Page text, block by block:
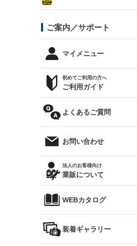
スタイリッシュライン
ボンネット
カナード
外装・補修パーツ
オリジンアーム(足回り)
レンズ
マフラー
リアウイング
リアゲート
メンテナンスパーツ
DTM:exclusive
まつど家 鉄八
JZX110 マークⅡ
ハイエース
レビン
トレノ
マークX
クラウン
クラウンマジェスタ
アリスト
シルビア S14 前期
シルビア S15
180SX
ワンビア
Z32 フェアレディZ
RX-7
スバル
BRZ
レクサス
三菱
デリカ D:5
軽自動車
汎用
コンバットアイ用ライト
オプションタイヤ
サマータイヤ
ジムニー用タイヤ
ハイエース・バン用タイ
ホイールナット
ステッカー
トップス(半袖)
トップス(長袖)
パーカー
オーバーオール(つなぎ)
タオル
帽子
バッグ
ご案内／サポート
マイメニュー
ログインする
お気に入りリスト
クーポンを見る
閲覧履歴
ニュースレターお申し込み
初めてご利用の方へ
ご利用ガイド
よくあるご質問
お問い合わせ
法人のお客様向け
業販について
WEBカタログ
装着ギャラリー